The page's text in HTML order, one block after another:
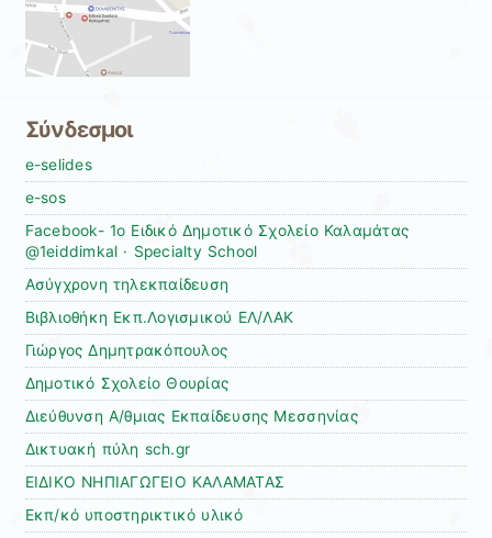
Σύνδεσμοι
e-selides
e-sos
Facebook- 1ο Ειδικό Δημοτικό Σχολείο Καλαμάτας
@1eiddimkal · Specialty School
Ασύγχρονη τηλεκπαίδευση
Βιβλιοθήκη Εκπ.Λογισμικού ΕΛ/ΛΑΚ
Γιώργος Δημητρακόπουλος
Δημοτικό Σχολείο Θουρίας
Διεύθυνση Α/θμιας Εκπαίδευσης Μεσσηνίας
Δικτυακή πύλη sch.gr
ΕΙΔΙΚΟ ΝΗΠΙΑΓΩΓΕΙΟ ΚΑΛΑΜΑΤΑΣ
Εκπ/κό υποστηρικτικό υλικό